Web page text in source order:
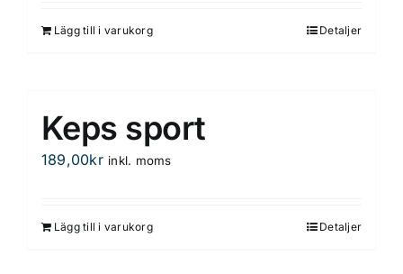
Lägg till i varukorg Detaljer
Keps sport
189,00kr inkl. moms
Lägg till i varukorg Detaljer